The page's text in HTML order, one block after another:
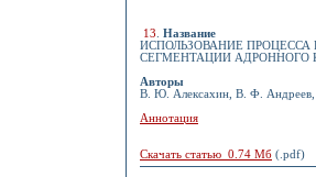
13
Название
ИСПОЛЬЗОВАНИЕ
СЕГМЕНТАЦИИ АДРОННОГО
Авторы
В. Ю. Алексахин, В. Ф. Андреев,
Аннотация
Скачать статью 0.74 Мб (.pdf)